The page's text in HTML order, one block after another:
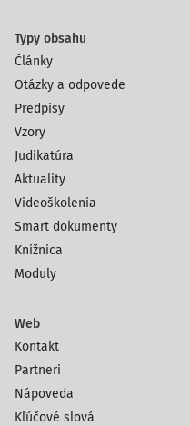
Typy obsahu
Články
Otázky a odpovede
Predpisy
Vzory
Judikatúra
Aktuality
Videoškolenia
Smart dokumenty
Knižnica
Moduly
Web
Kontakt
Partneri
Nápoveda
Kľúčové slová